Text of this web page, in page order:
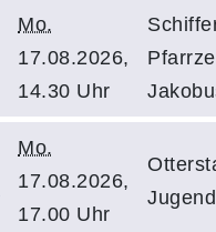
Mo.
17.08.2026,
14.30 Uhr
Mo.
17.08.2026,
17.00 Uhr